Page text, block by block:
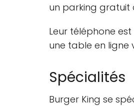
un parking gratuit
Leur téléphone est
une table en ligne
Spécialités
Burger King se